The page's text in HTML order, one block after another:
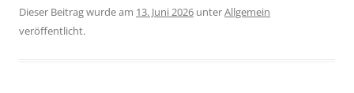
Dieser Beitrag wurde am 13. Juni 2026 unterAllgemein
veröffentlicht.